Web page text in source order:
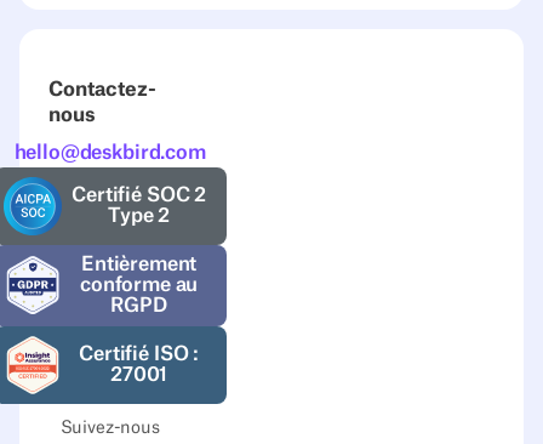
Contactez-
nous
hello@deskbird.com
Certifié SOC 2
Type 2
Entièrement
conforme au
RGPD
Certifié ISO :
27001
Suivez-nous